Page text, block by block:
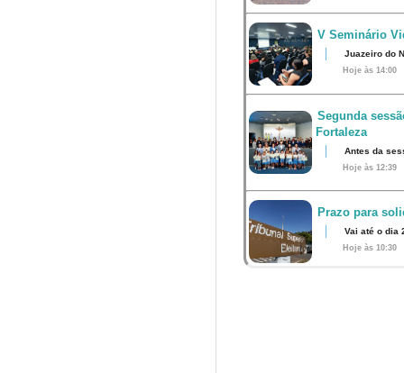
V Seminário
Juazeiro do
Hoje às 14:00
Segunda
Fortaleza
Antes da
Hoje às 12:39
Prazo para
Vai até o dia
Hoje às 10:30